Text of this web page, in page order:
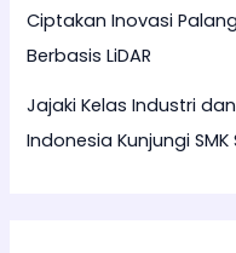
Ciptakan Inovasi
Berbasis LiDAR
Jajaki Kelas Industri
Indonesia Kunjungi SMK